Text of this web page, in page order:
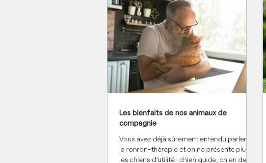
Les bienfaits de nos animaux de
compagnie
Vous avez déjà sûrement entendu parler de
la ronron-thérapie et on ne présente plus
les chiens d’utilité : chien guide, chien de...